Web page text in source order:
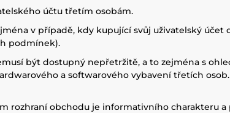
účtu třetím osobám.
v případě, kdy kupující svůj uživatelský
podmínek).
být dostupný nepřetržitě, a to zejména s
a softwarového vybavení třetích osob.
rozhraní obchodu je informativního charakteru